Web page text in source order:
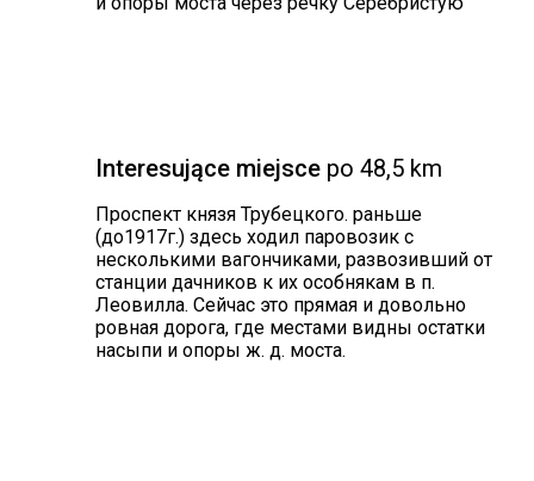
Interesujące miejsce po 48,5 km
Проспект князя Трубецкого. раньше
(до1917г.) здесь ходил паровозик с
несколькими вагончиками, развозивший от
станции дачников к их особнякам в п.
Леовилла. Сейчас это прямая и довольно
ровная дорога, где местами видны остатки
насыпи и опоры ж. д. моста.